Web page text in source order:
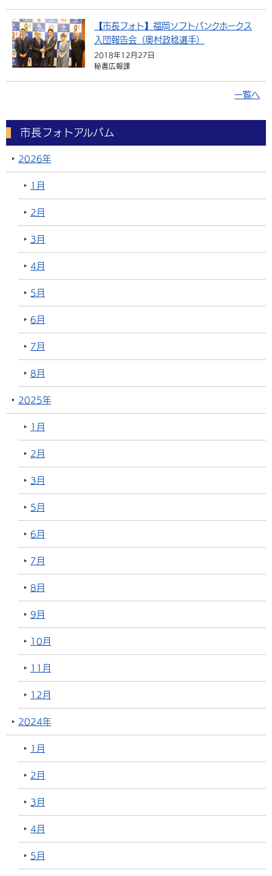
【市長フォト】福岡ソフトバンクホークス
入団報告会（奥村政稔選手）
2018年12月27日
秘書広報課
一覧へ
市長フォトアルバム
2026年
1月
2月
3月
4月
5月
6月
7月
8月
2025年
1月
2月
3月
5月
6月
7月
8月
9月
10月
11月
12月
2024年
1月
2月
3月
4月
5月